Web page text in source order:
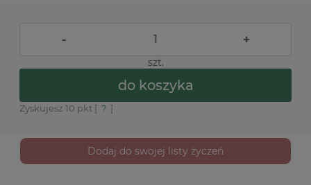
- +
szt.
do koszyka
Zyskujesz 10 pkt [ ? ]
Dodaj do swojej listy życzeń